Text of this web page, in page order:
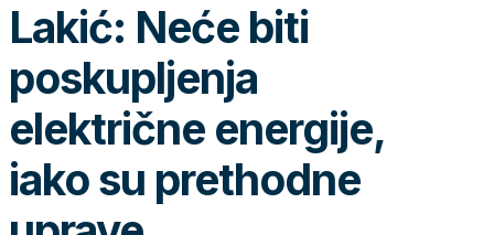
Lakić: Neće biti
poskupljenja
električne energije,
iako su prethodne